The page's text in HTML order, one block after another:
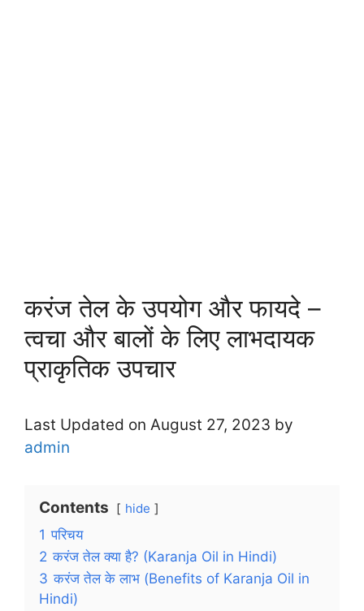
करंज तेल के उपयोग और फायदे –
त्वचा और बालों के लिए लाभदायक
प्राकृतिक उपचार
Last Updated on August 27, 2023 by
admin
Contents hide
1 परिचय
2 करंज तेल क्या है? (Karanja Oil in Hindi)
3 करंज तेल के लाभ (Benefits of Karanja Oil in
Hindi)